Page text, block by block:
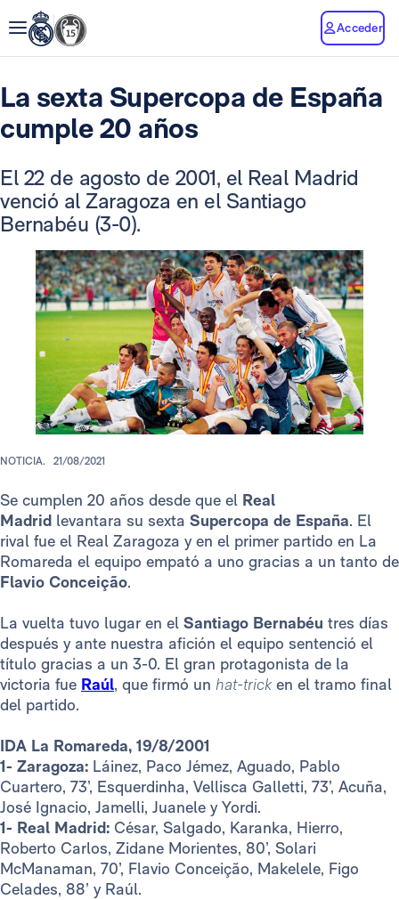
Acceder
La sexta Supercopa de España
cumple 20 años
El 22 de agosto de 2001, el Real Madrid
venció al Zaragoza en el Santiago
Bernabéu (3-0).
NOTICIA. 21/08/2021
Se cumplen 20 años desde que el Real
Madrid levantara su sexta Supercopa de España. El
rival fue el Real Zaragoza y en el primer partido en La
Romareda el equipo empató a uno gracias a un tanto de
Flavio Conceição.
La vuelta tuvo lugar en el Santiago Bernabéu tres días
después y ante nuestra afición el equipo sentenció el
título gracias a un 3-0. El gran protagonista de la
victoria fue Raúl, que firmó un hat-tricken el tramo final
del partido.
IDA La Romareda, 19/8/2001
1- Zaragoza: Láinez, Paco Jémez, Aguado, Pablo
Cuartero, 73’, Esquerdinha, Vellisca Galletti, 73’, Acuña,
José Ignacio, Jamelli, Juanele y Yordi.
1- Real Madrid: César, Salgado, Karanka, Hierro,
Roberto Carlos, Zidane Morientes, 80’, Solari
McManaman, 70’, Flavio Conceição, Makelele, Figo
Celades, 88’ y Raúl.